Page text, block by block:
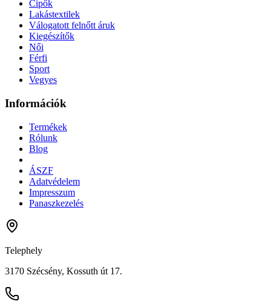
Cipők
Lakástextilek
Válogatott felnőtt áruk
Kiegészítők
Női
Férfi
Sport
Vegyes
Információk
Termékek
Rólunk
Blog
ÁSZF
Adatvédelem
Impresszum
Panaszkezelés
Telephely
3170 Szécsény, Kossuth út 17.